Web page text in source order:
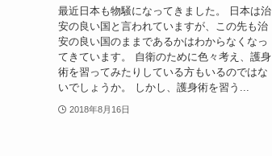
最近日本も物騒になってきました。 日本は治
安の良い国と言われていますが、この先も治
安の良い国のままであるかはわからなくなっ
てきています。 自衛のために色々考え、護身
術を習ってみたりしている方もいるのではな
いでしょうか。 しかし、護身術を習う...
2018年8月16日